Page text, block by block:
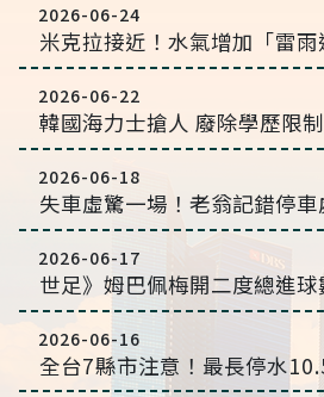
2026-06-24
2026-06-22
韓國海力士搶人 廢除學歷限制
2026-06-18
2026-06-17
2026-06-16